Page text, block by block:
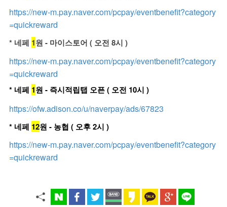
https://new-m.pay.naver.com/pcpay/eventbenefit?category
=quickreward
* 네페 1원 - 마이스토어 ( 오전 8시 )
https://new-m.pay.naver.com/pcpay/eventbenefit?category
=quickreward
* 네페 1원 - 즉시적립탭 오픈 ( 오전 10시 )
https://ofw.adison.co/u/naverpay/ads/67823
* 네페 12원 - 농협 ( 오후 2시 )
https://new-m.pay.naver.com/pcpay/eventbenefit?category
=quickreward